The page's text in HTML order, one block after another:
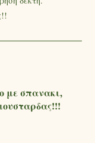
με σπανακι,